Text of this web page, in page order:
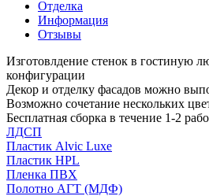
Отделка
Информация
Отзывы
Изготовлдение стенок в гостиную
конфигурации
Декор и отделку фасадов можно
Возможно сочетание нескольких
Бесплатная сборка в течение 1-2
ЛДСП
Пластик Alvic Luxe
Пластик HPL
Пленка ПВХ
Полотно АГТ (МДФ)